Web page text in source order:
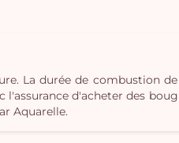
La durée de combustion
d'acheter des
Aquarelle.